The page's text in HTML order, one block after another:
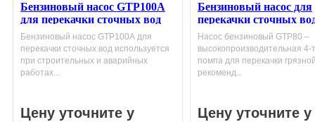
Бензиновый насос GТP100А
для перекачки сточных вод
Бензиновый насос GТP100А для
перекачки сточных вод используется
при строительных и аварийных
работах...
Цену уточните у
Бензиновый насос для
перекачки сточных
GТP80
Насос бензиновый GTP80 –
высокопроизводительная 4-
помпа для перекачки
рекоменд...
Цену уточните у